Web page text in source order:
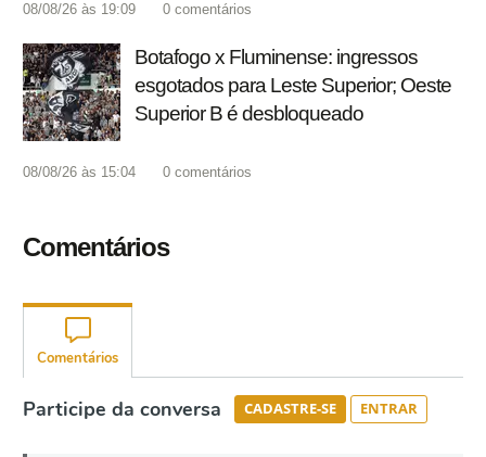
08/08/26 às 19:09 0 comentários
Botafogo x Fluminense: ingressos
esgotados para Leste Superior; Oeste
Superior B é desbloqueado
08/08/26 às 15:04 0 comentários
Comentários